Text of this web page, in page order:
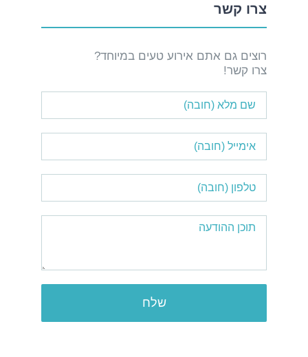
צרו קשר
רוצים גם אתם אירוע טעים במיוחד?
צרו קשר!